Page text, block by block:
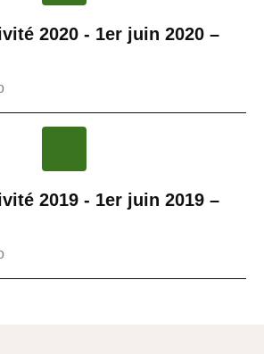
2020 - 1er juin 2020 –
2019 - 1er juin 2019 –